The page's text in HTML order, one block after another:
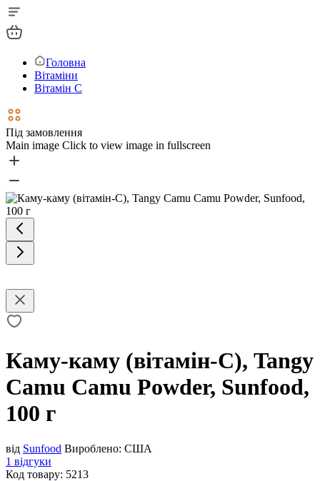
Головна
Вітаміни
Вітамін С
Під замовлення
Main image Click to view image in fullscreen
Каму-каму (вітамін-С), Tangy
Camu Camu Powder, Sunfood,
100 г
від Sunfood Вироблено: США
1 відгуки
Код товару: 5213